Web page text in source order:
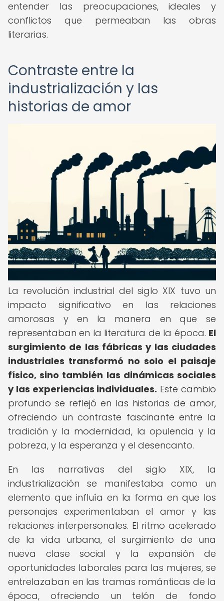
entender las preocupaciones, ideales y
conflictos que permeaban las obras
literarias.
Contraste entre la
industrialización y las
historias de amor
La revolución industrial del siglo XIX tuvo un
impacto significativo en las relaciones
amorosas y en la manera en que se
representaban en la literatura de la época. El
surgimiento de las fábricas y las ciudades
industriales transformó no solo el paisaje
físico, sino también las dinámicas sociales
y las experiencias individuales. Este cambio
profundo se reflejó en las historias de amor,
ofreciendo un contraste fascinante entre la
tradición y la modernidad, la opulencia y la
pobreza, y la esperanza y el desencanto.
En las narrativas del siglo XIX, la
industrialización se manifestaba como un
elemento que influía en la forma en que los
personajes experimentaban el amor y las
relaciones interpersonales. El ritmo acelerado
de la vida urbana, el surgimiento de una
nueva clase social y la expansión de
oportunidades laborales para las mujeres, se
entrelazaban en las tramas románticas de la
época, ofreciendo un telón de fondo